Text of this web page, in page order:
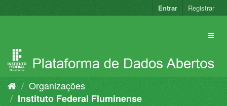
para
Entrar Registrar
Organizações
Instituto Federal Fluminense